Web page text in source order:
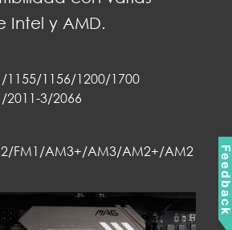
Intel y AMD.
1155/1156/1200/1700
2011-3/2066
FM1/AM3+/AM3/AM2+/AM2